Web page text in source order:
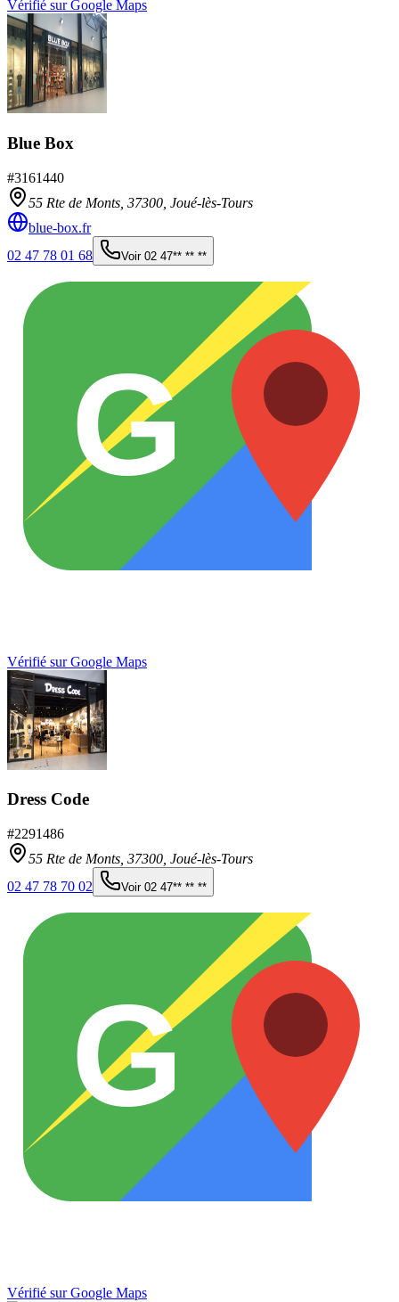
Vérifié sur Google Maps
Blue Box
#3161440
55 Rte de Monts, 37300 Joué-lès-Tours
blue-box.fr
02 47 78 01 68
Voir 02 47** ** **
G
Vérifié sur Google Maps
Dress Code
#2291486
55 Rte de Monts, 37300 Joué-lès-Tours
02 47 78 70 02
Voir 02 47** ** **
G
Vérifié sur Google Maps